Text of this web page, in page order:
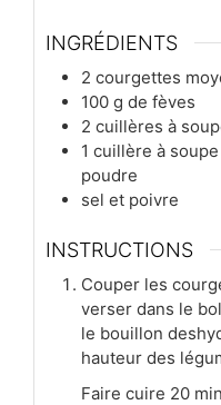
INGRÉDIENTS
2 courgettes
100 g de fèves
2 cuillères à
1 cuillère à soupe
poudre
sel et poivre
INSTRUCTIONS
Couper les
verser dans le
le bouillon
hauteur des
Faire cuire 20